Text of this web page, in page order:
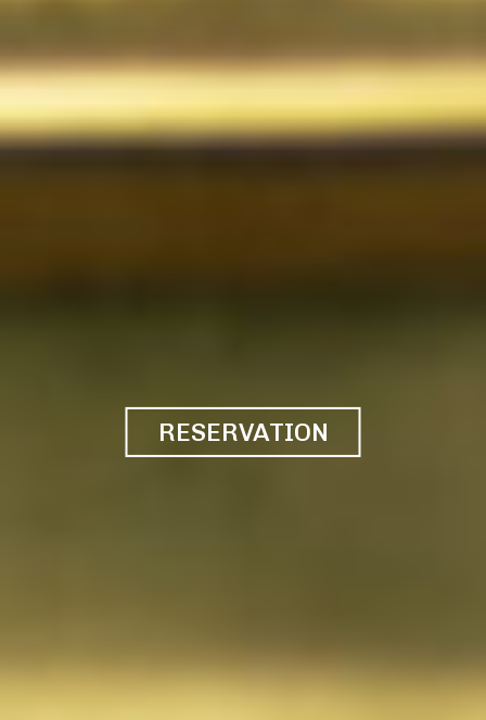
RESERVATION